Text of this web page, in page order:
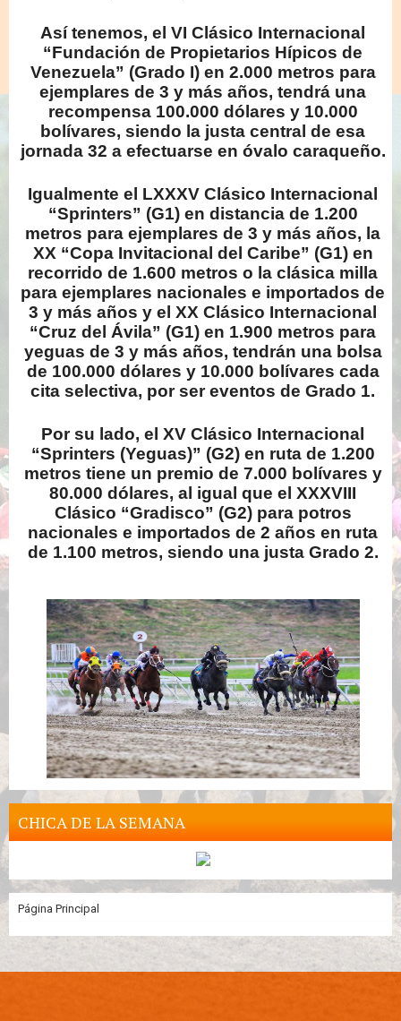
Así tenemos, el VI Clásico Internacional
“Fundación de Propietarios Hípicos de
Venezuela” (Grado I) en 2.000 metros para
ejemplares de 3 y más años, tendrá una
recompensa 100.000 dólares y 10.000
bolívares, siendo la justa central de esa
jornada 32 a efectuarse en óvalo caraqueño.
Igualmente el LXXXV Clásico Internacional
“Sprinters” (G1) en distancia de 1.200
metros para ejemplares de 3 y más años, la
XX “Copa Invitacional del Caribe” (G1) en
recorrido de 1.600 metros o la clásica milla
para ejemplares nacionales e importados de
3 y más años y el XX Clásico Internacional
“Cruz del Ávila” (G1) en 1.900 metros para
yeguas de 3 y más años, tendrán una bolsa
de 100.000 dólares y 10.000 bolívares cada
cita selectiva, por ser eventos de Grado 1.
Por su lado, el XV Clásico Internacional
“Sprinters (Yeguas)” (G2) en ruta de 1.200
metros tiene un premio de 7.000 bolívares y
80.000 dólares, al igual que el XXXVIII
Clásico “Gradisco” (G2) para potros
nacionales e importados de 2 años en ruta
de 1.100 metros, siendo una justa Grado 2.
CHICA DE LA SEMANA
Página Principal